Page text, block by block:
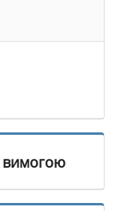
вимогою